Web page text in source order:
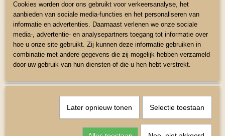
Frontriem en nekstuk zacht onderlegd chroomkleurige fittingen
inclusief teugels
maat mini shetlander
Cookies worden door ons gebruikt voor verkeersanalyse, het
aanbieden van sociale media-functies en het personaliseren van
informatie en advertenties. Daarnaast verlenen we onze sociale
media-, advertentie- en analysepartners toegang tot informatie over
hoe u onze site gebruikt. Zij kunnen deze informatie gebruiken in
combinatie met andere gegevens die zij mogelijk hebben verzameld
door uw gebruik van hun diensten of die u hen hebt verstrekt.
Later opnieuw tonen Selectie toestaan